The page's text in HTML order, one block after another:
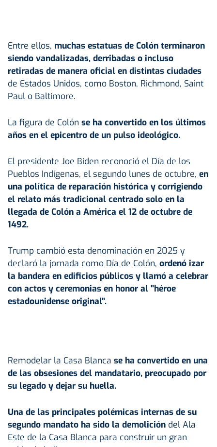
Entre ellos, muchas estatuas de Colón terminaron
siendo vandalizadas, derribadas o incluso
retiradas de manera oficial en distintas ciudades
de Estados Unidos, como Boston, Richmond, Saint
Paul o Baltimore.
La figura de Colón se ha convertido en los últimos
años en el epicentro de un pulso ideológico.
El presidente Joe Biden reconoció el Día de los
Pueblos Indígenas, el segundo lunes de octubre, en
una política de reparación histórica y corrigiendo
el relato más tradicional centrado solo en la
llegada de Colón a América el 12 de octubre de
1492.
Trump cambió esta denominación en 2025 y
declaró la jornada como Día de Colón, ordenó izar
la bandera en edificios públicos y llamó a celebrar
con actos y ceremonias en honor al "héroe
estadounidense original".
Remodelar la Casa Blanca se ha convertido en una
de las obsesiones del mandatario, preocupado por
su legado y dejar su huella.
Una de las principales polémicas internas de su
segundo mandato ha sido la demolición del Ala
Este de la Casa Blanca para construir un gran